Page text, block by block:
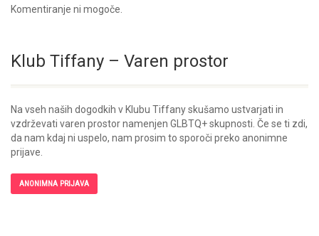
Komentiranje ni mogoče.
Klub Tiffany – Varen prostor
Na vseh naših dogodkih v Klubu Tiffany skušamo ustvarjati in
vzdrževati varen prostor namenjen GLBTQ+ skupnosti. Če se ti zdi,
da nam kdaj ni uspelo, nam prosim to sporoči preko anonimne
prijave.
ANONIMNA PRIJAVA